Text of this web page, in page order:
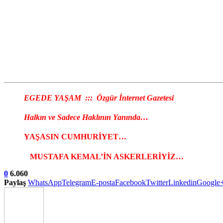
EGEDE YAŞAM ::: Özgür İnternet Gazetesi
Halkın ve Sadece Haklının Yanında…
YAŞASIN CUMHURİYET…
MUSTAFA KEMAL’İN ASKERLERİYİZ…
0 6.060
Paylaş WhatsAppTelegramE-postaFacebookTwitterLinkedin